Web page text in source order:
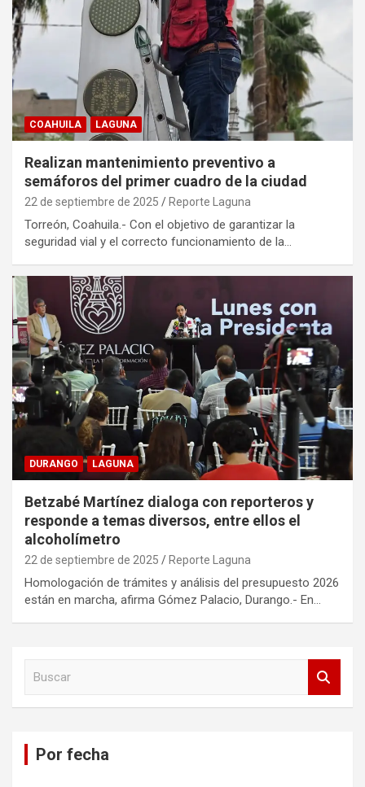
COAHUILA LAGUNA
Realizan mantenimiento preventivo a
semáforos del primer cuadro de la ciudad
22 de septiembre de 2025 Reporte Laguna
Torreón, Coahuila.- Con el objetivo de garantizar la
seguridad vial y el correcto funcionamiento de la…
DURANGO LAGUNA
Betzabé Martínez dialoga con reporteros y
responde a temas diversos, entre ellos el
alcoholímetro
22 de septiembre de 2025 Reporte Laguna
Homologación de trámites y análisis del presupuesto 2026
están en marcha, afirma Gómez Palacio, Durango.- En…
Por fecha